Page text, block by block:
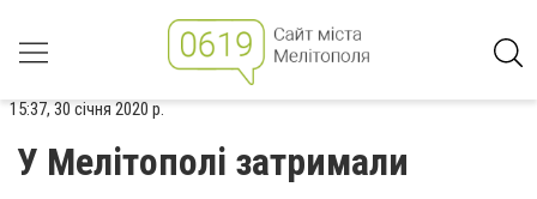
15:37, 30 січня 2020 р.
У Мелітополі затримали